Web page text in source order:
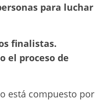
para luchar
finalistas.
el proceso de
está compuesto por